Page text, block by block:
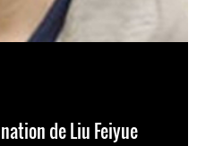
de Liu Feiyue